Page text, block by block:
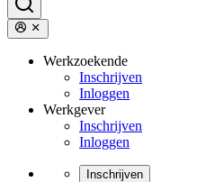
Werkzoekende
Inschrijven
Inloggen
Werkgever
Inschrijven
Inloggen
Inschrijven